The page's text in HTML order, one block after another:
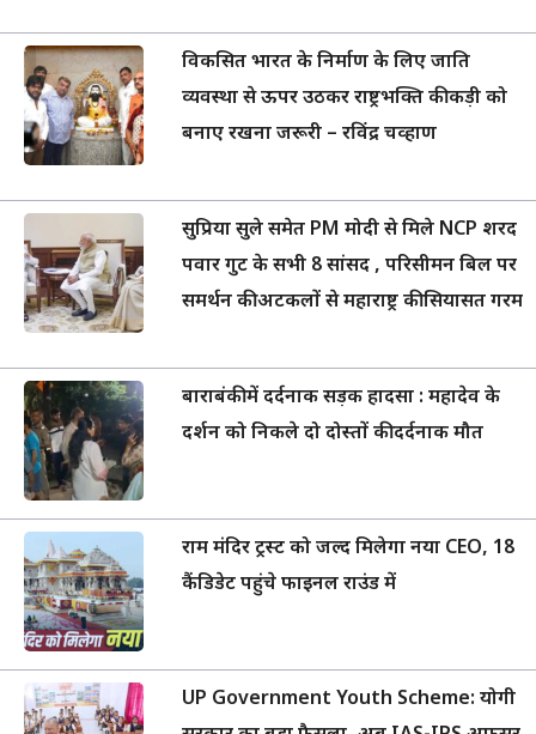
विकसित भारत के निर्माण के लिए जाति
व्यवस्था से ऊपर उठकर राष्ट्रभक्ति की कड़ी को
बनाए रखना जरूरी – रविंद्र चव्हाण
सुप्रिया सुले समेत PM मोदी से मिले NCP शरद
पवार गुट के सभी 8 सांसद , परिसीमन बिल पर
समर्थन की अटकलों से महाराष्ट्र की सियासत गरम
बाराबंकी में दर्दनाक सड़क हादसा : महादेव के
दर्शन को निकले दो दोस्तों की दर्दनाक मौत
राम मंदिर ट्रस्ट को जल्द मिलेगा नया CEO, 18
कैंडिडेट पहुंचे फाइनल राउंड में
UP Government Youth Scheme: योगी